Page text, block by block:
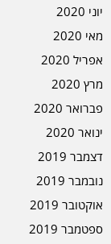
יוני 2020
מאי 2020
אפריל 2020
מרץ 2020
פברואר 2020
ינואר 2020
דצמבר 2019
נובמבר 2019
אוקטובר 2019
ספטמבר 2019